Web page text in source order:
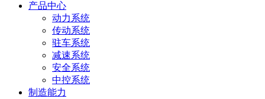
产品中心
动力系统
传动系统
驻车系统
减速系统
安全系统
中控系统
制造能力